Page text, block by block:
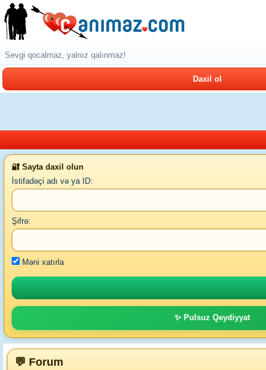
Sevgi qocalmaz, yalnız qalınmaz!
Daxil ol
🔐 Sayta daxil olun
İstifadəçi adı və ya ID:
Şifrə:
Məni xatırla
✨ Pulsuz Qeydiyyat
💬 Forum